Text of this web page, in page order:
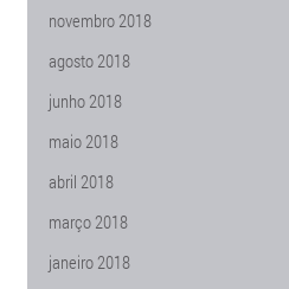
novembro 2018
agosto 2018
junho 2018
maio 2018
abril 2018
março 2018
janeiro 2018